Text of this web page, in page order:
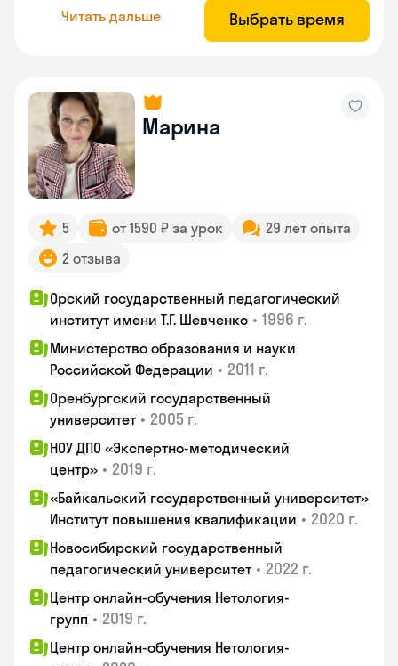
Читать дальше Выбрать время
Марина
5 от 1590 ₽ за урок
29 лет опыта
2 отзыва
Орский государственный педагогический
институт имени Т.Г. Шевченко • 1996 г.
Министерство образования и науки
Российской Федерации • 2011 г.
Оренбургский государственный
университет • 2005 г.
НОУ ДПО «Экспертно-методический
центр» • 2019 г.
«Байкальский государственный университет»
Институт повышения квалификации • 2020 г.
Новосибирский государственный
педагогический университет • 2022 г.
Центр онлайн-обучения Нетология-
групп • 2019 г.
Центр онлайн-обучения Нетология-